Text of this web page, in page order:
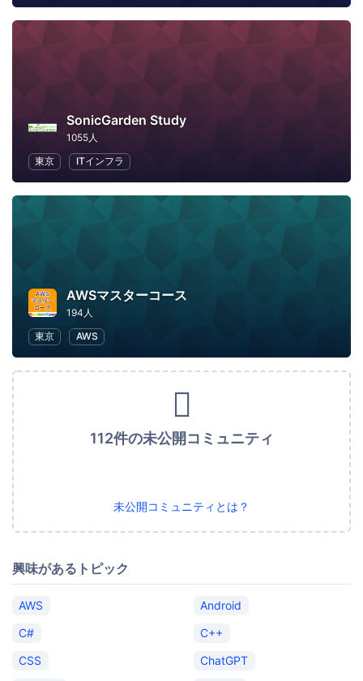
SonicGarden Study
1055人
東京
ITインフラ
AWSマスターコース
194人
東京
AWS
112件の未公開コミュニティ
未公開コミュニティとは？
興味があるトピック
AWS
Android
C#
C++
CSS
ChatGPT